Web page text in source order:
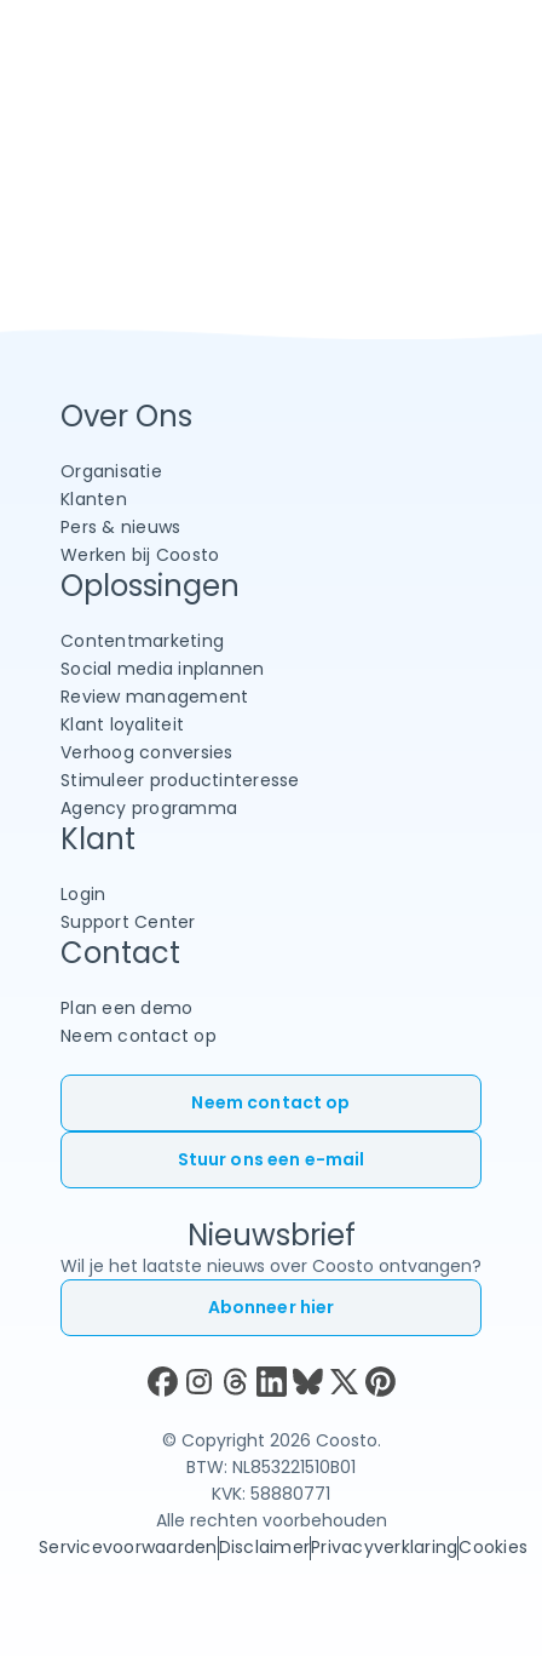
Neem contact op
Stuur ons een e-mail
Nieuwsbrief
Wil je het laatste nieuws over Coosto ontvangen?
Abonneer hier
Over Ons
Organisatie
Klanten
Pers & nieuws
Werken bij Coosto
Oplossingen
Contentmarketing
Social media inplannen
Review management
Klant loyaliteit
Verhoog conversies
Stimuleer productinteresse
Agency programma
Klant
Login
Support Center
Contact
Plan een demo
Neem contact op
© Copyright 2026 Coosto.
BTW: NL853221510B01
KVK: 58880771
Alle rechten voorbehouden
ServicevoorwaardenDisclaimerPrivacyverklaringCookies